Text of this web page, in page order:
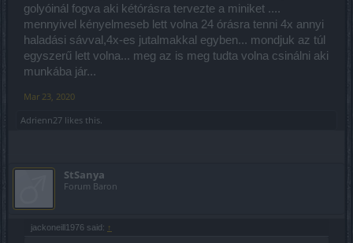
golyóinál fogva aki kétórásra tervezte a miniket ....
mennyivel kényelmeseb lett volna 24 órásra tenni 4x annyi
haladási sávval,4x-es jutalmakkal egyben... mondjuk az túl
egyszerű lett volna... meg az is meg tudta volna csinálni aki
munkába jár...
Mar 23, 2020
Adrienn27 likes this.
StSanya
Forum Baron
jackoneill1976 said: ↑